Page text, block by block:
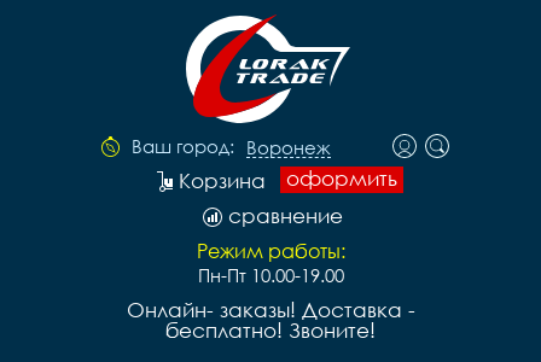
Ваш город: Воронеж
оформить
Корзина
сравнение
Режим работы:
Пн-Пт 10.00-19.00
Онлайн- заказы! Доставка -
бесплатно! Звоните!